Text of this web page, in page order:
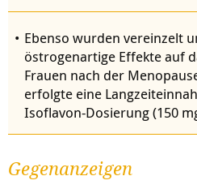
Ebenso wurden vereinzelt
östrogenartige Effekte auf
Frauen nach der
erfolgte eine
Isoflavon-Dosierung (150
Gegenanzeigen